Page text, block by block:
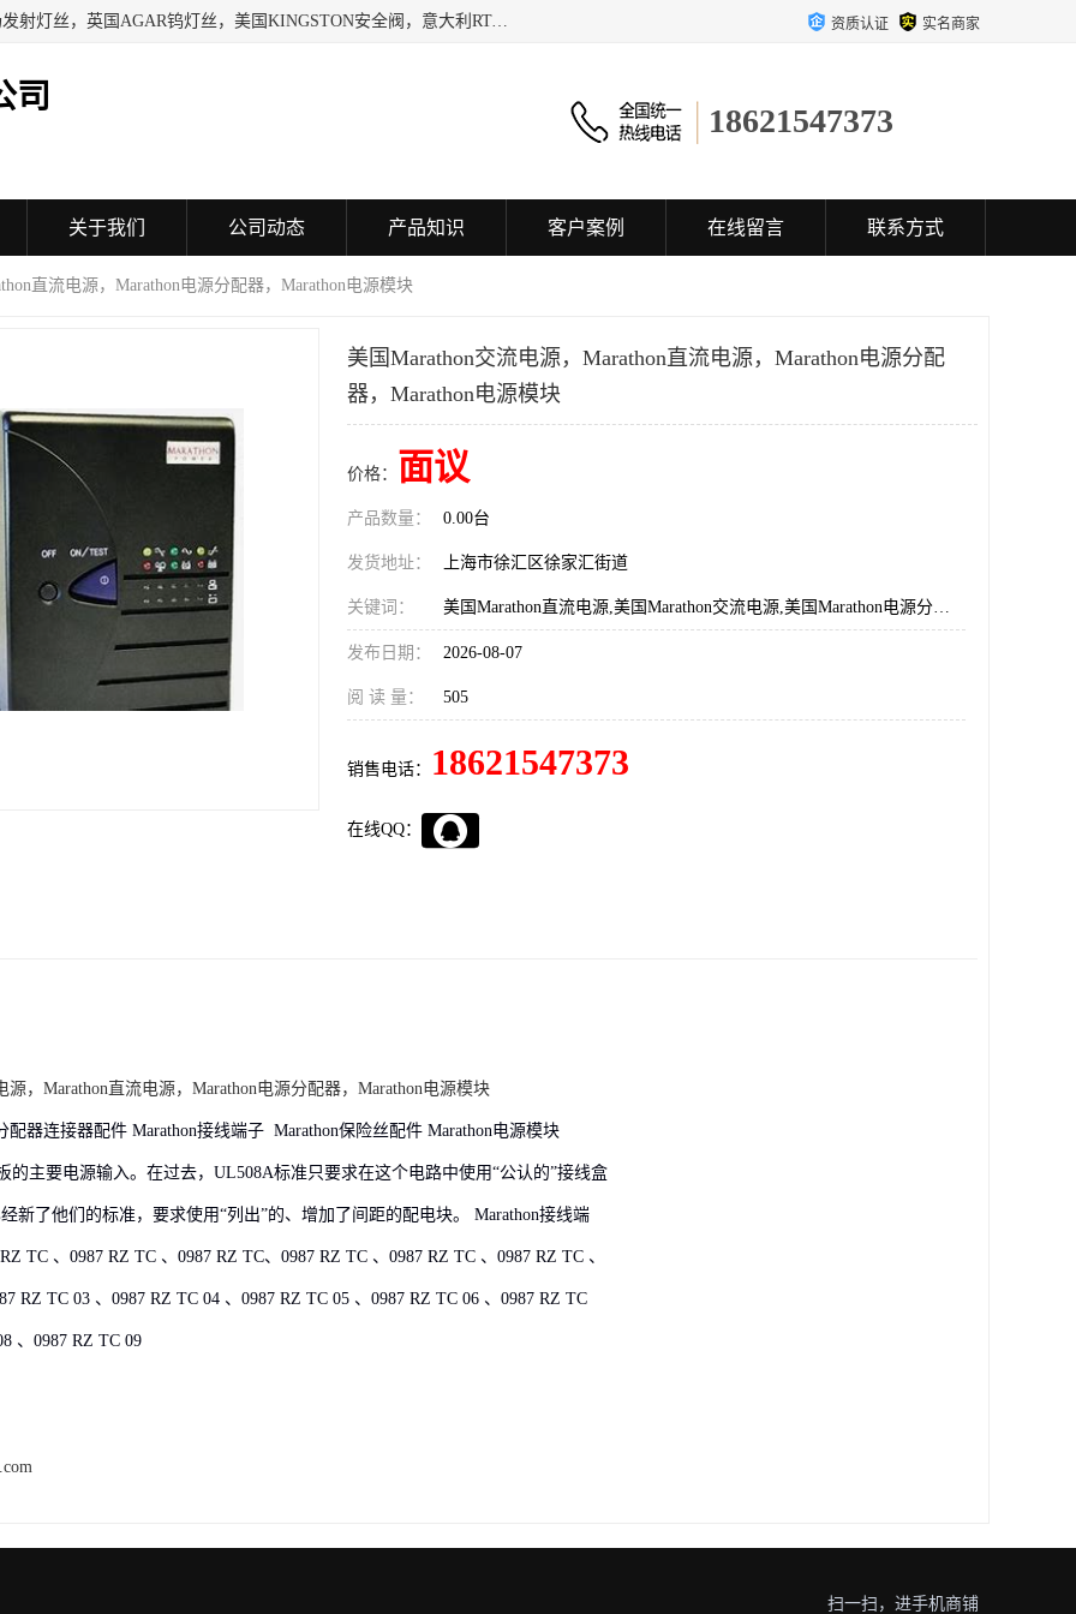
日本SHINDENGEN电磁铁，以色列KAYA采集卡，英国YPS场发射灯丝，英国AGAR钨灯丝，美国KINGSTON安全阀，意大利RTA驱动器，美国MOTT过滤器，美国GENIE过滤器，日本精线NIPPON SEISEN过滤器，法国SAPPEL水表, 德国Thyracont传感器，英国SONTAY压差传感器 美国MPC擦锡布 TB-300-MPC, 德国Matesy磁光分析仪 资质认证 实名商家
司
18621547373
关于我们 公司动态 产品知识 客户案例 在线留言 联系方式
直流电源，Marathon电源分配器，Marathon电源模块
美国Marathon交流电源，Marathon直流电源，Marathon电源分配
器，Marathon电源模块
价格： 面议
产品数量： 0.00台
发货地址： 上海市徐汇区徐家汇街道
关键词： 美国Marathon直流电源,美国Marathon交流电源,美国Marathon电源分配器,美国Marathon电源模块
发布日期： 2026-08-07
阅 读 量： 505
销售电话： 18621547373
在线QQ：
源，Marathon直流电源，Marathon电源分配器，Marathon电源模块
配器连接器配件 Marathon接线端子 Marathon保险丝配件 Marathon电源模块
的主要电源输入。在过去，UL508A标准只要求在这个电路中使用“公认的”接线盒
新了他们的标准，要求使用“列出”的、增加了间距的配电块。 Marathon接线端
TC 、0987 RZ TC 、0987 RZ TC、0987 RZ TC 、0987 RZ TC 、0987 RZ TC 、
RZ TC 03 、0987 RZ TC 04 、0987 RZ TC 05 、0987 RZ TC 06 、0987 RZ TC
、0987 RZ TC 09
扫一扫，进手机商铺